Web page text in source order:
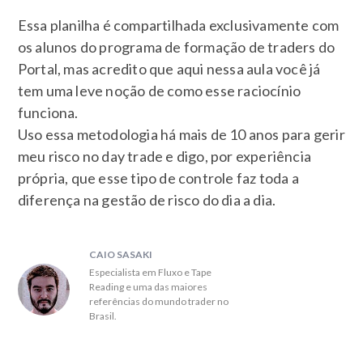
Essa planilha é compartilhada exclusivamente com
os alunos do programa de formação de traders do
Portal, mas acredito que aqui nessa aula você já
tem uma leve noção de como esse raciocínio
funciona.
Uso essa metodologia há mais de 10 anos para gerir
meu risco no day trade e digo, por experiência
própria, que esse tipo de controle faz toda a
diferença na gestão de risco do dia a dia.
CAIO SASAKI
Especialista em Fluxo e Tape
Reading e uma das maiores
referências do mundo trader no
Brasil.